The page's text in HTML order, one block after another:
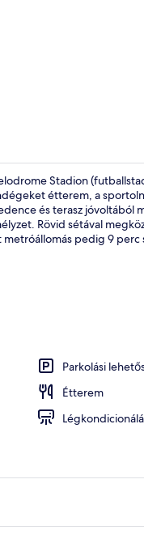
Stadion
étterem, a
és terasz
Rövid sétával
pedig 9 perc
Parkolási
Étterem